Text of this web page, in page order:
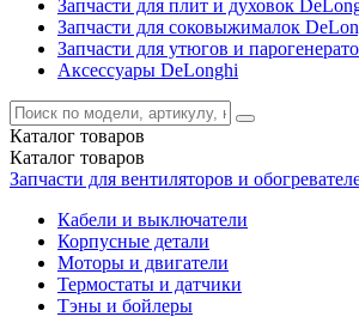
Запчасти для плит и духовок
Запчасти для соковыжималок
Запчасти для утюгов и
Аксессуары DeLonghi
Каталог товаров
Каталог товаров
Запчасти для вентиляторов и
Кабели и выключатели
Корпусные детали
Моторы и двигатели
Термостаты и датчики
Тэны и бойлеры